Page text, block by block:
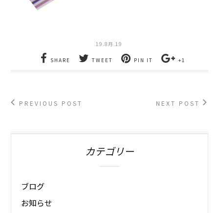
19.8月.19
SHARE TWEET PIN IT +1
PREVIOUS POST NEXT POST
カテゴリー
ブログ
お知らせ